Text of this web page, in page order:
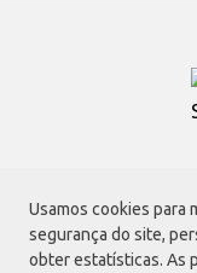
Usamos cookies para
segurança do site,
obter estatísticas. As
Avenida Morvan Dias de
02170-